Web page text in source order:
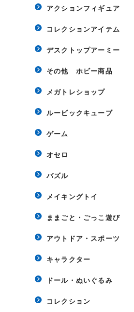
アクションフィギュア
コレクションアイテム
デスクトップアーミー
その他 ホビー商品
メガトレショップ
ルービックキューブ
ゲーム
オセロ
パズル
メイキングトイ
ままごと・ごっこ遊び
アウトドア・スポーツ
キャラクター
ドール・ぬいぐるみ
コレクション